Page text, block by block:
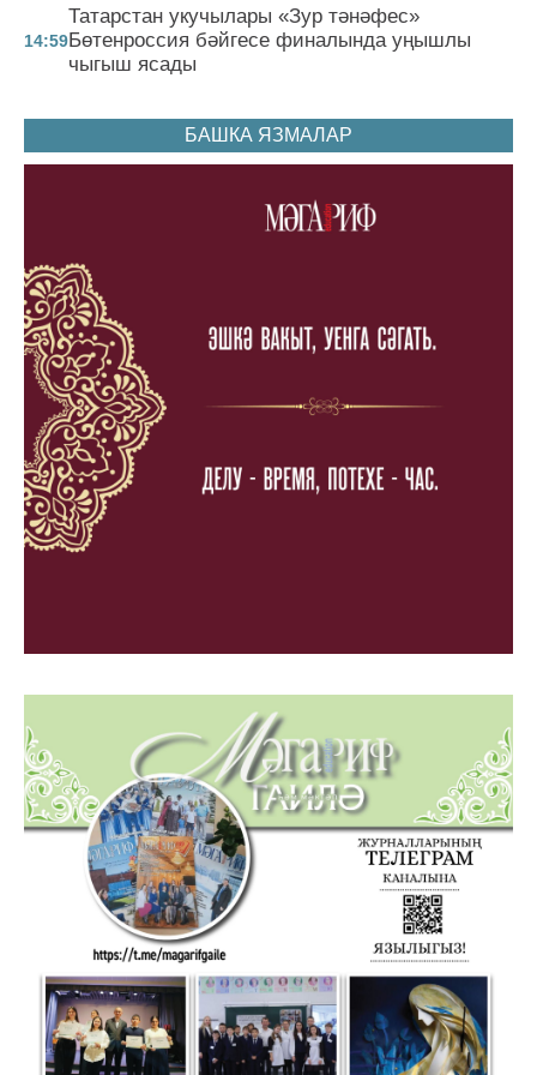
14:59
Татарстан укучылары «Зур тәнәфес»
Бөтенроссия бәйгесе финалында уңышлы
чыгыш ясады
БАШКА ЯЗМАЛАР